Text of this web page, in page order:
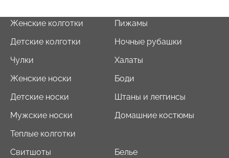
Женские колготки
Детские колготки
Чулки
Женские носки
Детские носки
Мужские носки
Теплые колготки
Пижамы
Ночные рубашки
Халаты
Боди
Штаны и леггинсы
Домашние костюмы
Свитшоты
Белье